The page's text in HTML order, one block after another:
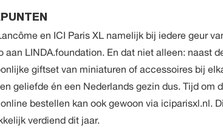
en ICI Paris XL namelijk bij iedere geur
LINDA.foundation. En dat niet alleen: naast
giftset van miniaturen of accessoires bij
geliefde én een Nederlands gezin dus. Tijd om
bestellen kan ook gewoon via iciparisxl.nl.
verdiend dit jaar.